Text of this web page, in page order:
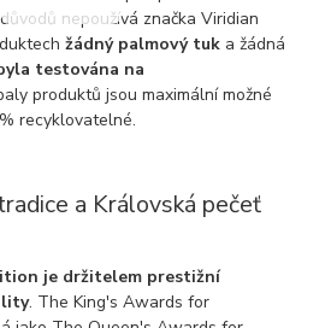
nepoužívá značka Viridian
žádný palmový tuk a žádná
testována na
produktů jsou maximální možné
recyklovatelné.
a Královská pečeť
je držitelem prestižní
. The King's Awards for